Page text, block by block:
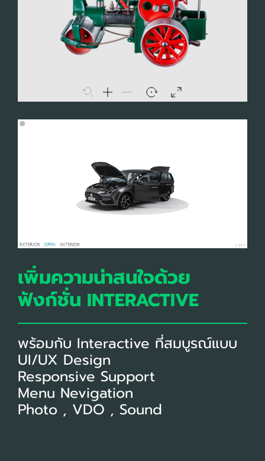
เพิ่มความน่าสนใจด้วย
ฟังก์ชั่น INTERACTIVE
พร้อมกับ Interactive ที่สมบูรณ์แบบ
UI/UX Design
Responsive Support
Menu Nevigation
Photo , VDO , Sound